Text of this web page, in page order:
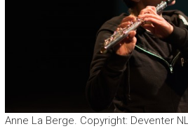
Anne La Berge. Copyright: Deventer